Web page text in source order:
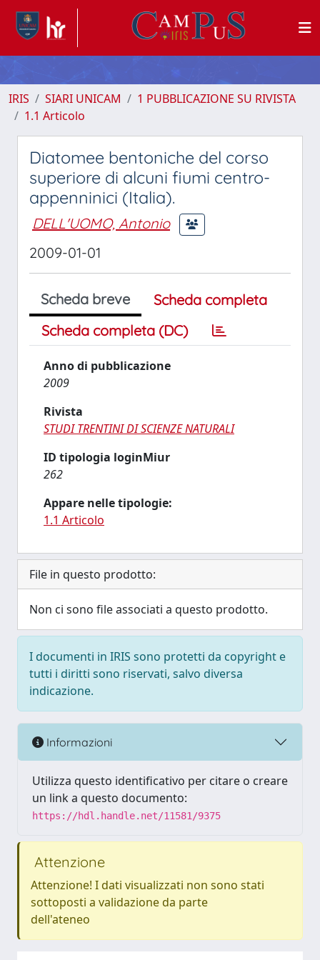
IRIS SIARI UNICAM
1 PUBBLICAZIONE SU RIVISTA
1.1 Articolo
Diatomee bentoniche del corso
superiore di alcuni fiumi centro-
appenninici (Italia).
DELL'UOMO, Antonio
2009-01-01
Scheda breve
Scheda completa
Scheda completa (DC)
Anno di pubblicazione
2009
Rivista
STUDI TRENTINI DI SCIENZE NATURALI
ID tipologia loginMiur
262
Appare nelle tipologie:
1.1 Articolo
File in questo prodotto:
Non ci sono file associati a questo prodotto.
I documenti in IRIS sono protetti da copyright e
tutti i diritti sono riservati, salvo diversa
indicazione.
Informazioni
Utilizza questo identificativo per citare o creare
un link a questo documento:
https://hdl.handle.net/11581/9375
Attenzione
Attenzione! I dati visualizzati non sono stati
sottoposti a validazione da parte
dell'ateneo